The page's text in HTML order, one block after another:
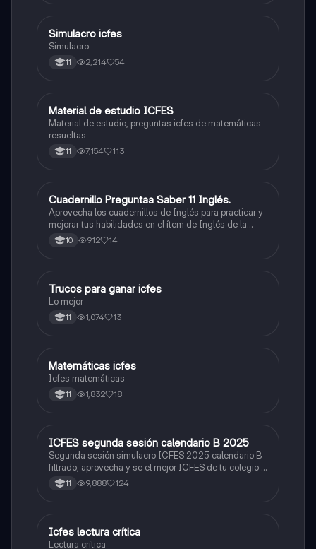
ICFES: Lectura Crítica
Simulacro icfes
Simulacro
11 2,214 54
ICFES: Matemáticas
Material de estudio ICFES
Material de estudio, preguntas icfes de matemáticas
resueltas
11 7,154 113
ICFES: Inglés
Cuadernillo Preguntaa Saber 11 Inglés.
Aprovecha los cuadernillos de Inglés para practicar y
mejorar tus habilidades en el ítem de Inglés de la
Prueba Saber 11. 🫡
10 912 14
Química
Trucos para ganar icfes
Lo mejor
11 1,074 13
ICFES: Matemáticas
Matemáticas icfes
Icfes matemáticas
11 1,832 18
ICFES: Lectura Crítica
ICFES segunda sesión calendario B 2025
Segunda sesión simulacro ICFES 2025 calendario B
filtrado, aprovecha y se el mejor ICFES de tu colegio y
poder ingresar a universidad, y estudiar aquella
carrera con la que tanto sueñas.
11 9,888 124
Lengua Castellana
Icfes lectura crítica
Lectura crítica